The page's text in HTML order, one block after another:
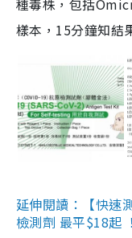
種毒株，包括
樣本，15分鐘知結
延伸閱讀：【快速
檢測劑 最平$18起